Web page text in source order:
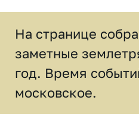
На странице
заметные
год. Время
московское.